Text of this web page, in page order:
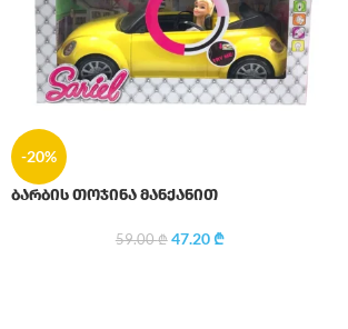
-20%
ბარბის თოჯინა მანქანით
59.00₾ 47.20₾